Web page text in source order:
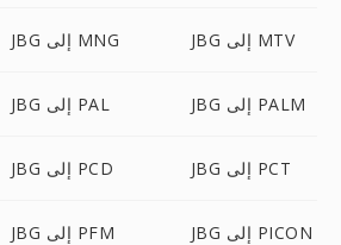
JBG إلى MNG JBG إلى MTV
JBG إلى PAL JBG إلى PALM
JBG إلى PCD JBG إلى PCT
JBG إلى PFM JBG إلى PICON